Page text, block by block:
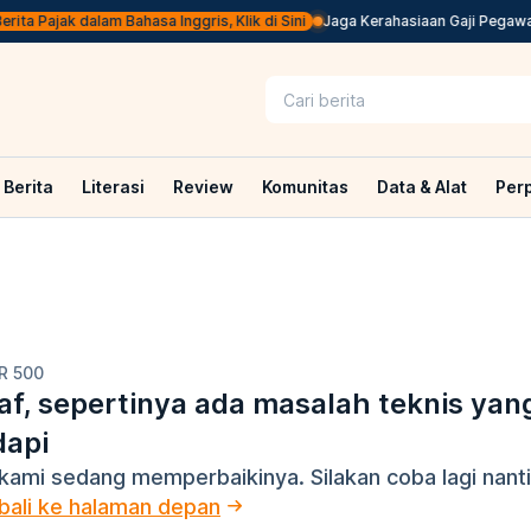
Pajak dalam Bahasa Inggris, Klik di Sini Jaga Kerahasiaan Gaji
Berita Literasi Review Komunitas Data & Alat
500
sepertinya ada masalah teknis
sedang memperbaikinya. Silakan coba lagi
ke halaman depan